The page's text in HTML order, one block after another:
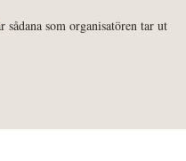
sådana som organisatören tar ut